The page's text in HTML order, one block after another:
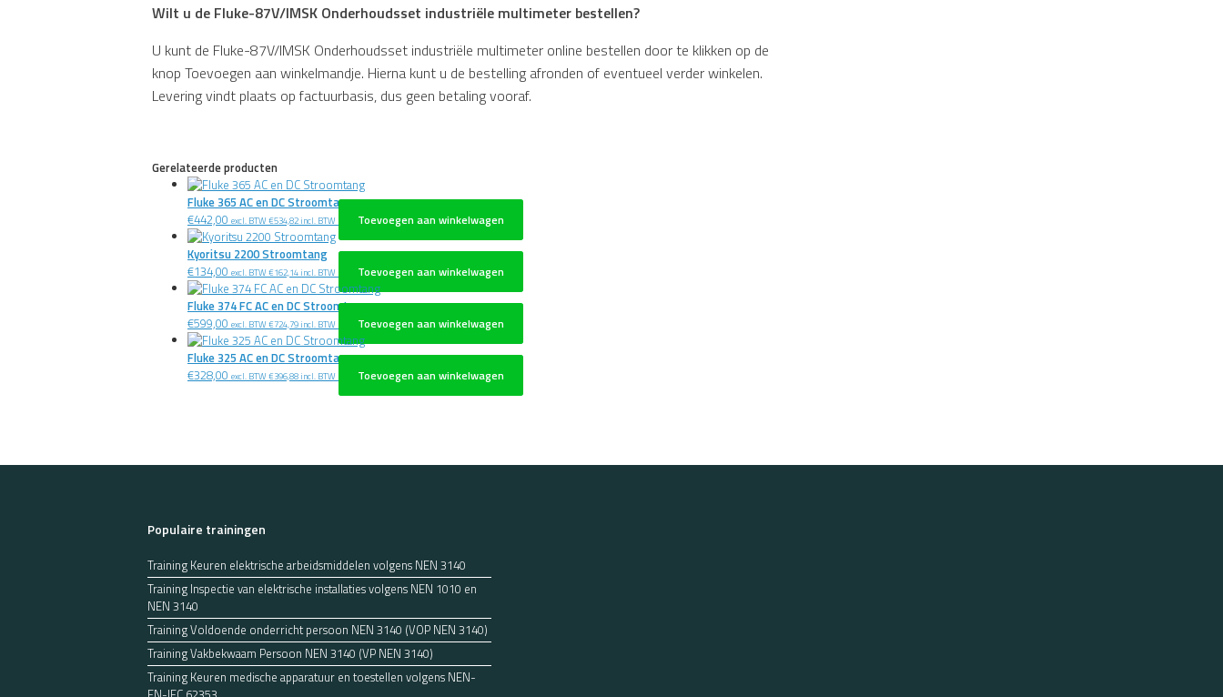
Wilt u de Fluke-87V/IMSK Onderhoudsset industriële multimeter bestellen?
U kunt de Fluke-87V/IMSK Onderhoudsset industriële multimeter online bestellen door te klikken op de
knop Toevoegen aan winkelmandje. Hierna kunt u de bestelling afronden of eventueel verder winkelen.
Levering vindt plaats op factuurbasis, dus geen betaling vooraf.
Gerelateerde producten
Fluke 365 AC en DC Stroomtang
€442,00 excl. BTW €534,82 incl. BTW Toevoegen aan winkelwagen
Kyoritsu 2200 Stroomtang
€134,00 excl. BTW €162,14 incl. BTW Toevoegen aan winkelwagen
Fluke 374 FC AC en DC Stroomtang
€599,00 excl. BTW €724,79 incl. BTW Toevoegen aan winkelwagen
Fluke 325 AC en DC Stroomtang
€328,00 excl. BTW €396,88 incl. BTW Toevoegen aan winkelwagen
Populaire trainingen
Training Keuren elektrische arbeidsmiddelen volgens NEN 3140
Training Inspectie van elektrische installaties volgens NEN 1010 en
NEN 3140
Training Voldoende onderricht persoon NEN 3140 (VOP NEN 3140)
Training Vakbekwaam Persoon NEN 3140 (VP NEN 3140)
Training Keuren medische apparatuur en toestellen volgens NEN-